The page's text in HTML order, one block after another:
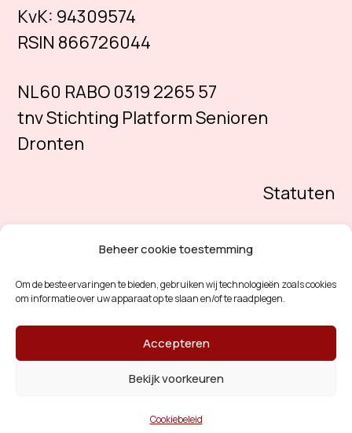
Beheer cookie toestemming
Om de beste ervaringen te bieden, gebruiken wij technologieën zoals cookies
om informatie over uw apparaat op te slaan en/of te raadplegen.
Accepteren
Bekijk voorkeuren
Cookiebeleid
KvK: 94309574
RSIN 866726044
NL60 RABO 0319 2265 57
tnv Stichting Platform Senioren
Dronten
Statuten
Designed & Powerd byVWA digital agency